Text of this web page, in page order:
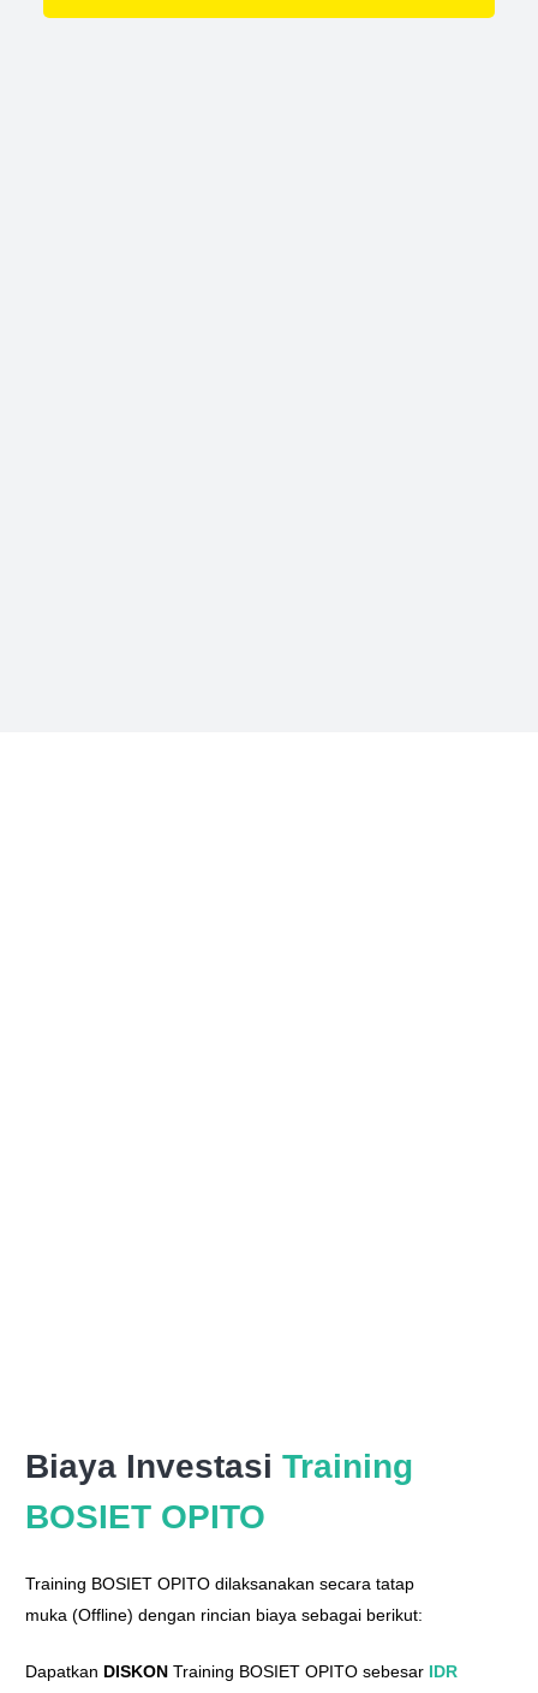
Biaya Investasi Training
BOSIET OPITO
Training BOSIET OPITO dilaksanakan secara tatap
muka (Offline) dengan rincian biaya sebagai berikut:
Dapatkan DISKON Training BOSIET OPITO sebesar IDR